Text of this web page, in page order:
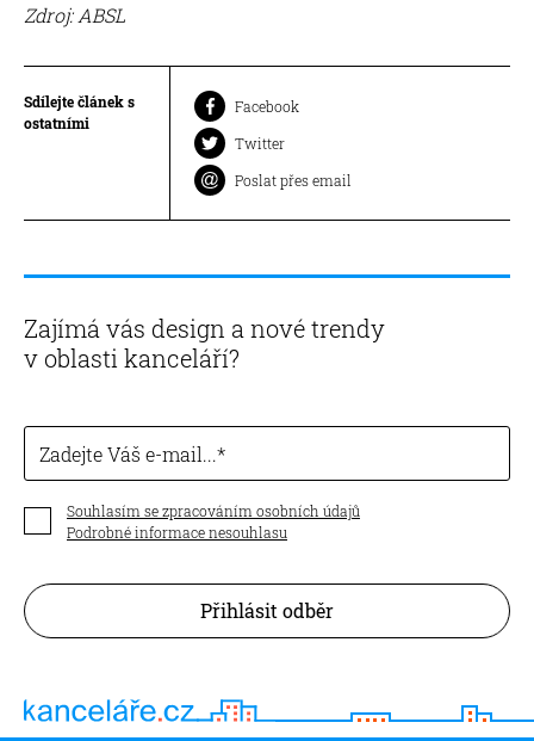
Zdroj: ABSL
Sdílejte článek s
ostatními
Facebook
Twitter
Poslat přes email
Zajímá vás design a nové trendy
v oblasti kanceláří?
Zadejte Váš e-mail...
Souhlasím se zpracováním osobních údajů
Podrobné informace nesouhlasu
Přihlásit odběr